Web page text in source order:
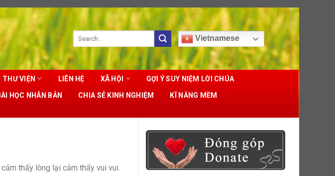
Vietnamese
THƯ VIỆN LIÊN HỆ XÃ HỘI GỢI Ý SUY NIỆM LỜI CHÚA
HỌC NHÂN BẢN CHIA SẺ KINH NGHIỆM
KĨ NĂNG MỀM
thấy lòng lại cảm thấy vui vui.